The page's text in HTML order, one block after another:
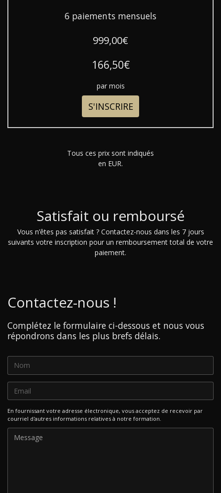
6 paiements mensuels
999,00€
166,50€
par mois
S'INSCRIRE
Tous ces prix sont indiqués
en EUR.
Satisfait ou remboursé
Vous n’êtes pas satisfait ? Contactez-nous dans les 7 jours
suivants votre inscription pour un remboursement total de votre
paiement.
Contactez-nous !
Complétez le formulaire ci-dessous et nous vous
répondrons dans les plus brefs délais.
En fournissant votre adresse électronique, vous acceptez de recevoir par
courriel d'autres informations relatives à notre formation.